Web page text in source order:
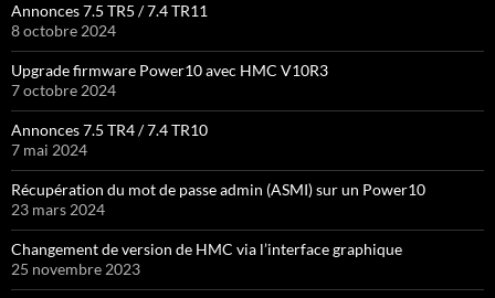
Annonces 7.5 TR5 / 7.4 TR11
8 octobre 2024
Upgrade firmware Power10 avec HMC V10R3
7 octobre 2024
Annonces 7.5 TR4 / 7.4 TR10
7 mai 2024
Récupération du mot de passe admin (ASMI) sur un Power10
23 mars 2024
Changement de version de HMC via l’interface graphique
25 novembre 2023